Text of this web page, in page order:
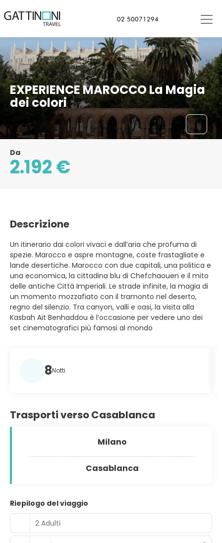
02 50071294
EXPERIENCE MAROCCO La Magia
dei colori
Casablanca, Marocco
Da
2.192 €
Descrizione
Un itinerario dai colori vivaci e dall’aria che profuma di
spezie. Marocco e aspre montagne, coste frastagliate e
lande desertiche. Marocco con due capitali, una politica e
una economica, la cittadina blu di Chefchaouen e il mito
delle antiche Città Imperiali. Le strade infinite, la magia di
un momento mozzafiato con il tramonto nel deserto,
regno del silenzio. Tra canyon, valli e oasi, la visita alla
Kasbah Ait Benhaddou è l’occasione per vedere uno dei
set cinematografici più famosi al mondo
8Notti
Trasporti verso Casablanca
Milano
Casablanca
Riepilogo del viaggio
2 Adulti